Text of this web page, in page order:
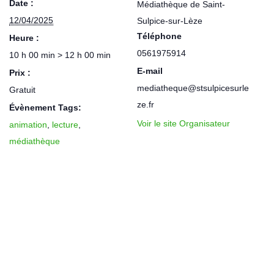
Date :
12/04/2025
Heure :
10 h 00 min > 12 h 00 min
Prix :
Gratuit
Évènement Tags:
animation
lecture
médiathèque
Médiathèque de Saint-
Sulpice-sur-Lèze
Téléphone
0561975914
E-mail
mediatheque@stsulpicesurle
ze.fr
Voir le site Organisateur